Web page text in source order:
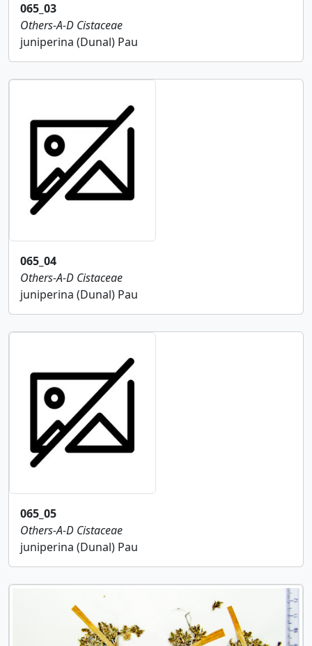
065_03
Others-A-D Cistaceae
juniperina (Dunal) Pau
065_04
Others-A-D Cistaceae
juniperina (Dunal) Pau
065_05
Others-A-D Cistaceae
juniperina (Dunal) Pau